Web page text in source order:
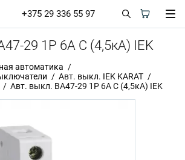
+375 29 336 55 97
29 1Р 6А C (4,5кА) IEK
автоматика
Авт. выкл. IEK KARAT
Авт. выкл. ВА47-29 1Р 6А C (4,5кА) IEK